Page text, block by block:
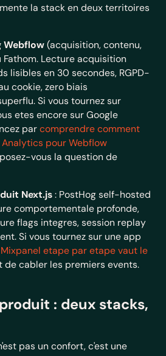
la stack en deux territoires
Webflow(acquisition, contenu,
Fathom. Lecture acquisition
lisibles en 30 secondes, RGPD-
cookie, zero biais
Si vous tournez sur
etes encore sur Google
parcomprendre comment
pour Webflow
vous la question de
Next.js: PostHog self-hosted
comportementale profonde,
flags integres, session replay
Si vous tournez sur une app
etape par etape vaut le
de cabler les premiers events.
: deux stacks,
pas un confort, c'est une